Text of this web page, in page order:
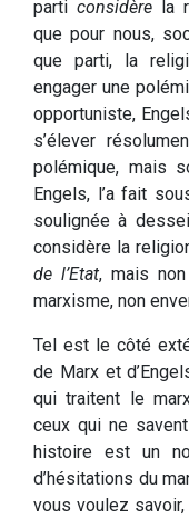
parti considèrela
que pour nous,
que parti, la
engager une
opportuniste,
s’élever
polémique, mais
Engels, l’a fait
soulignée à
considère la
de l’Etat, mais
marxisme, non
Tel est le côté
de Marx et
qui traitent le
ceux qui ne
histoire est un
d’hésitations du
vous voulez